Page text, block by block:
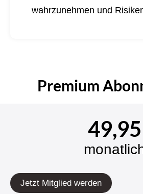
wahrzunehmen und
Premium
49,95
Jetzt Mitglied werden